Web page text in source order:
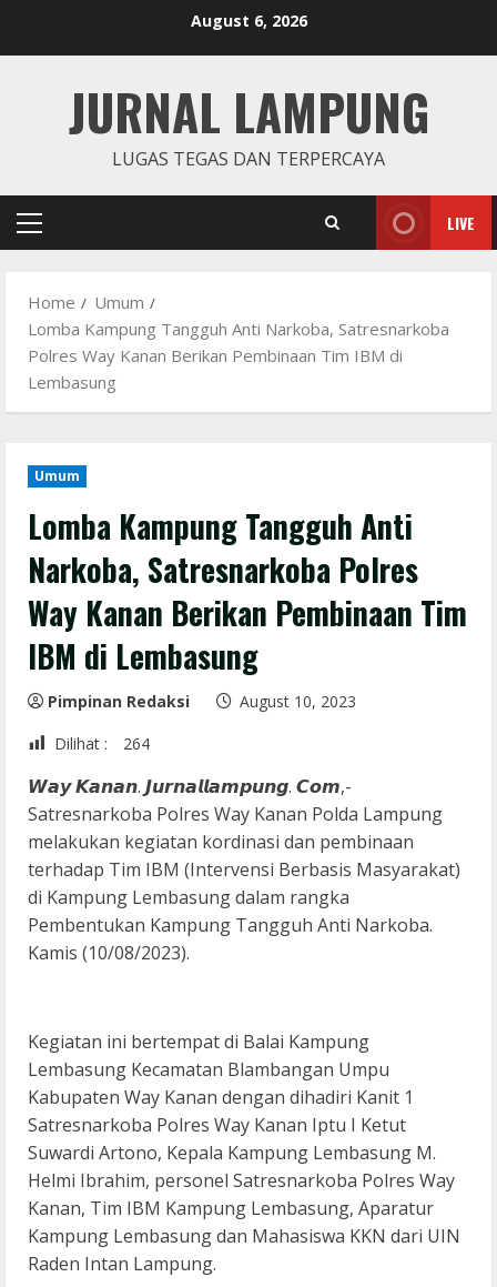
August 6, 2026
JURNAL LAMPUNG
LUGAS TEGAS DAN TERPERCAYA
Primary
LIVE
Home
Umum
Lomba Kampung Tangguh Anti Narkoba, Satresnarkoba
Polres Way Kanan Berikan Pembinaan Tim IBM di
Lembasung
Umum
Lomba Kampung Tangguh Anti
Narkoba, Satresnarkoba Polres
Way Kanan Berikan Pembinaan Tim
IBM di Lembasung
Pimpinan Redaksi
August 10, 2023
Dilihat :
264
𝙒𝙖𝙮 𝙆𝙖𝙣𝙖𝙣. 𝙅𝙪𝙧𝙣𝙖𝙡𝙡𝙖𝙢𝙥𝙪𝙣𝙜. 𝘾𝙤𝙢,-
Satresnarkoba Polres Way Kanan Polda Lampung
melakukan kegiatan kordinasi dan pembinaan
terhadap Tim IBM (Intervensi Berbasis Masyarakat)
di Kampung Lembasung dalam rangka
Pembentukan Kampung Tangguh Anti Narkoba.
Kamis (10/08/2023).
Kegiatan ini bertempat di Balai Kampung
Lembasung Kecamatan Blambangan Umpu
Kabupaten Way Kanan dengan dihadiri Kanit 1
Satresnarkoba Polres Way Kanan Iptu I Ketut
Suwardi Artono, Kepala Kampung Lembasung M.
Helmi Ibrahim, personel Satresnarkoba Polres Way
Kanan, Tim IBM Kampung Lembasung, Aparatur
Kampung Lembasung dan Mahasiswa KKN dari UIN
Raden Intan Lampung.